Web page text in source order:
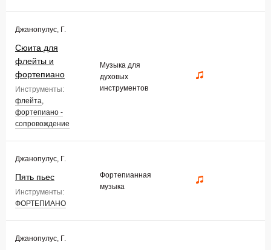
Джанопулус, Г.
Сюита для
флейты и
фортепиано
Инструменты:
флейта,
фортепиано -
сопровождение
Музыка для
духовых
инструментов
Джанопулус, Г.
Пять пьес
Инструменты:
ФОРТЕПИАНО
Фортепианная
музыка
Джанопулус, Г.